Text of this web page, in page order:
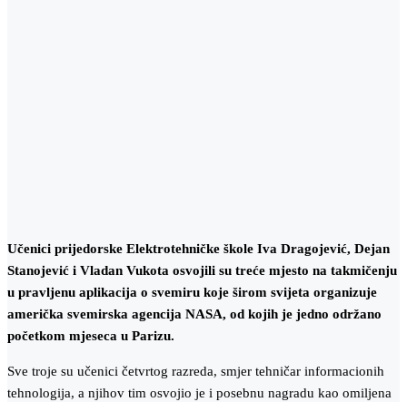
Učenici prijedorske Elektrotehničke škole Iva Dragojević, Dejan
Stanojević i Vladan Vukota osvojili su treće mjesto na takmičenju
u pravljenu aplikacija o svemiru koje širom svijeta organizuje
američka svemirska agencija NASA, od kojih je jedno održano
početkom mjeseca u Parizu.
Sve troje su učenici četvrtog razreda, smjer tehničar informacionih
tehnologija, a njihov tim osvojio je i posebnu nagradu kao omiljena